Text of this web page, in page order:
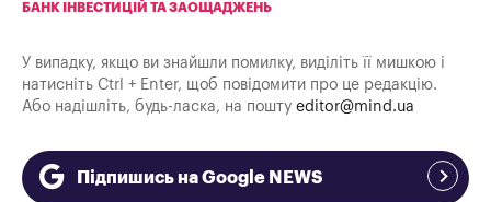
БАНК ІНВЕСТИЦІЙ ТА ЗАОЩАДЖЕНЬ
У випадку, якщо ви знайшли помилку, виділіть її мишкою і
натисніть Ctrl + Enter, щоб повідомити про це редакцію.
Або надішліть, будь-ласка, на пошту editor@mind.ua
Підпишись на Google NEWS